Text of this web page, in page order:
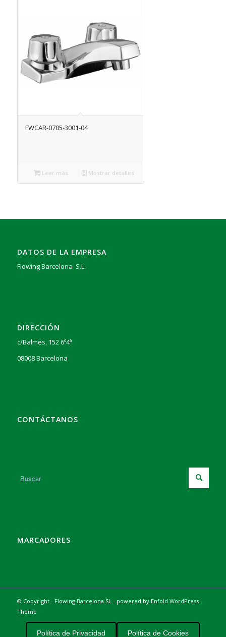
FWCAR-0705-3001-04
Leer más Mostrar detalles
DATOS DE LA EMPRESA
Flowing Barcelona S.L.
DIRECCIÓN
c/Balmes, 152 6º4ª
08008 Barcelona
CONTÁCTANOS
MARCADORES
© Copyright - Flowing Barcelona SL - powered by Enfold WordPress
Theme
Política de Privacidad Política de Cookies